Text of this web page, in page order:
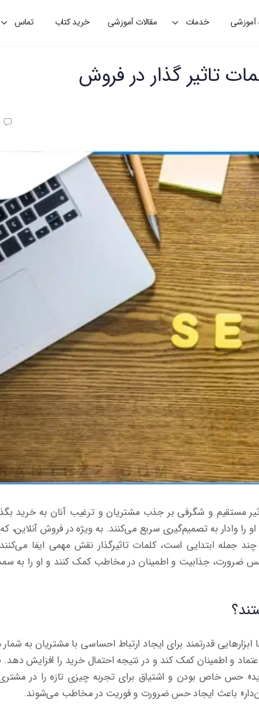
آموزشی خدمات مقالات آموزشی خرید کتاب تماس
تاثیر گذار در فروش
مستقیم و شگرفی بر جذب مشتریان و ترغیب آنان به خرید
وادار به تصمیم‌گیری سریع می‌کنند. به ویژه در فروش آنلاین،
ابتدایی است، کلمات تاثیرگذار نقش مهمی ایفا
حس ضرورت، جذابیت و اطمینان در مخاطب کمک کنند و او را به
قدرتمند برای ایجاد ارتباط احساسی با مشتریان به
و اطمینان کمک کند و در نتیجه احتمال خرید را افزایش دهد.
حس خاص بودن و اشتیاق برای تجربه چیزی تازه را در
باعث ایجاد حس ضرورت و فوریت در مخاطب می‌شوند.